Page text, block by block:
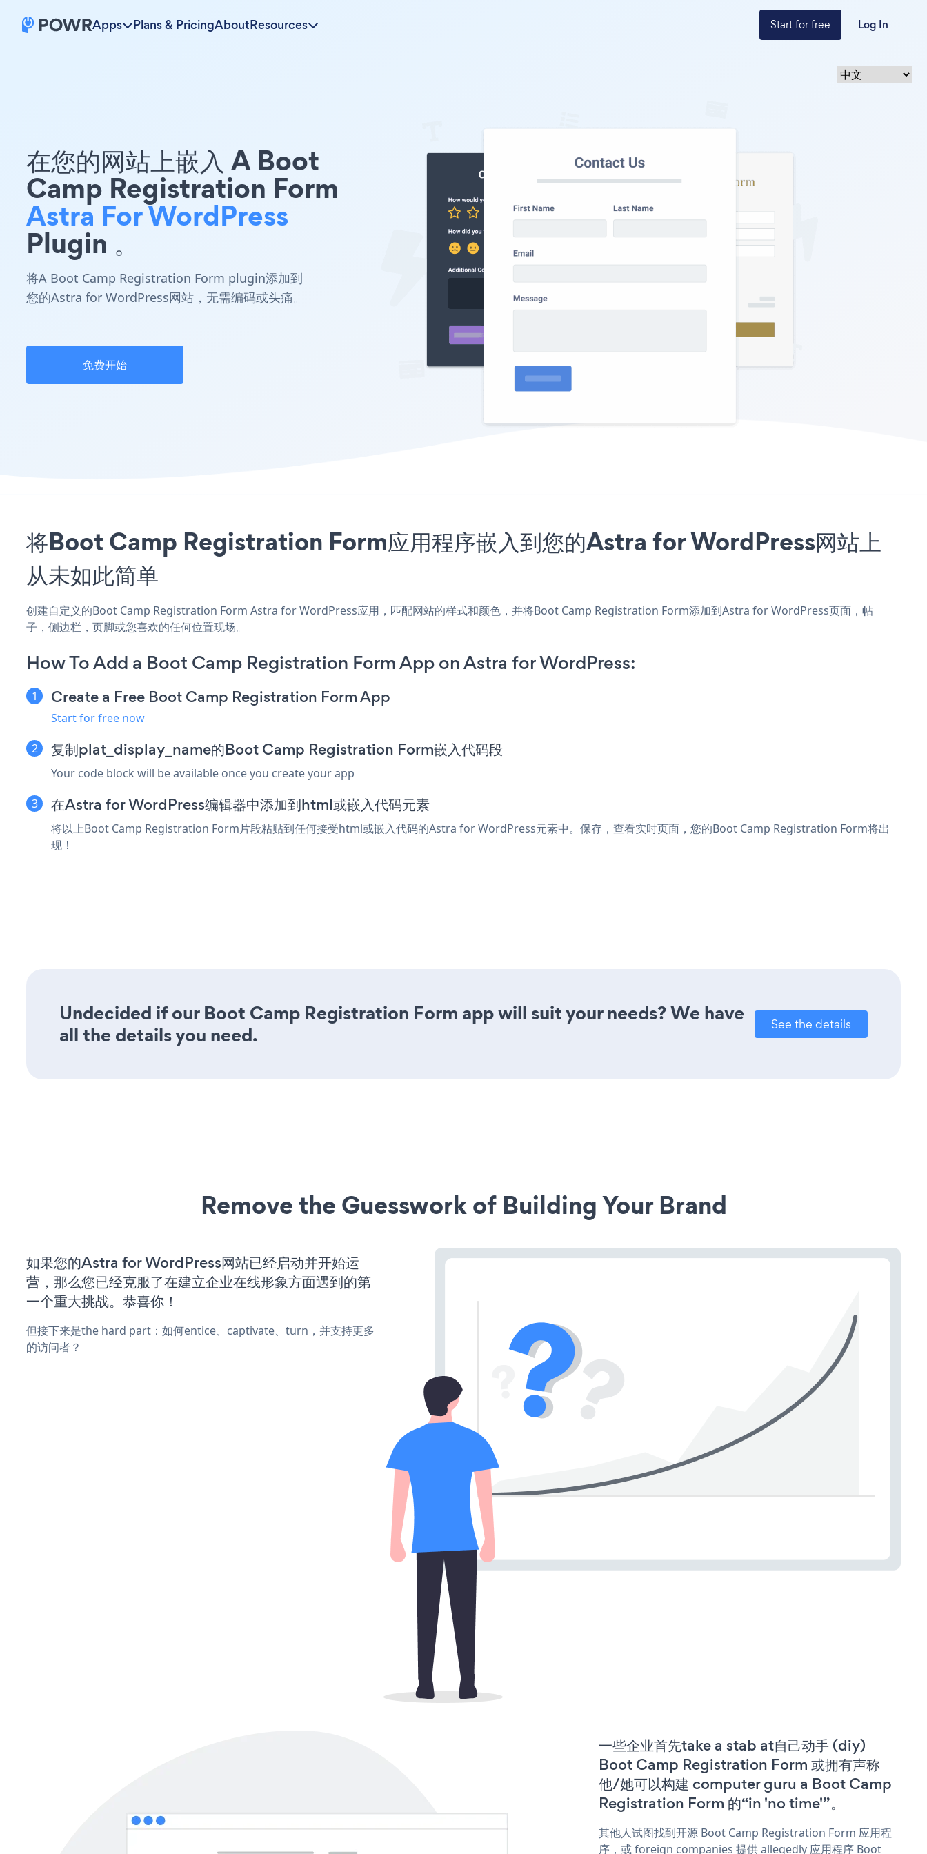
Apps Plans & PricingAboutResources Start for free Log In
在您的网站上嵌入 A Boot
Camp Registration Form
Astra For WordPress
Plugin 。
将A Boot Camp Registration Form plugin添加到
您的Astra for WordPress网站，无需编码或头痛。
免费开始
将Boot Camp Registration Form应用程序嵌入到您的Astra for WordPress网站上
从未如此简单
创建自定义的Boot Camp Registration Form Astra for WordPress应用，匹配网站的样式和颜色，并将Boot Camp Registration Form添加到Astra for WordPress页面，帖
子，侧边栏，页脚或您喜欢的任何位置现场。
How To Add a Boot Camp Registration Form App on Astra for WordPress:
Create a Free Boot Camp Registration Form App
Start for free now
复制plat_display_name的Boot Camp Registration Form嵌入代码段
Your code block will be available once you create your app
在Astra for WordPress编辑器中添加到html或嵌入代码元素
将以上Boot Camp Registration Form片段粘贴到任何接受html或嵌入代码的Astra for WordPress元素中。保存，查看实时页面，您的Boot Camp Registration Form将出
现！
Undecided if our Boot Camp Registration Form app will suit your needs? We have
all the details you need.
See the details
Remove the Guesswork of Building Your Brand
如果您的Astra for WordPress网站已经启动并开始运
营，那么您已经克服了在建立企业在线形象方面遇到的第
一个重大挑战。恭喜你！
但接下来是the hard part：如何entice、captivate、turn，并支持更多
的访问者？
一些企业首先take a stab at自己动手 (diy)
Boot Camp Registration Form 或拥有声称
他/她可以构建 computer guru a Boot Camp
Registration Form 的“in 'no time'”。
其他人试图找到开源 Boot Camp Registration Form 应用程
序，或 foreign companies 提供 allegedly 应用程序 Boot